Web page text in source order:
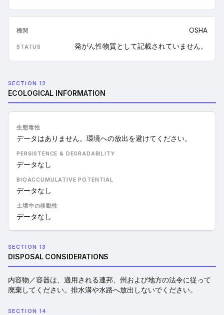
OSHA
発がん性物質として記載されていません。
SECTION 12
ECOLOGICAL INFORMATION
生態毒性
データはありません。環境への放出を避けてください。
PERSISTENCE & DEGRADABILITY
データなし
BIOACCUMULATIVE POTENTIAL
データなし
土壌中の移動性
データなし
SECTION 13
DISPOSAL CONSIDERATIONS
内容物／容器は、適用される連邦、州および地方の法令に従って
廃棄してください。排水溝や水路へ放出しないでください。
SECTION 14